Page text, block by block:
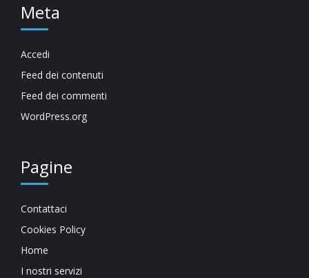
Meta
Accedi
Feed dei contenuti
Feed dei commenti
WordPress.org
Pagine
Contattaci
Cookies Policy
Home
I nostri servizi